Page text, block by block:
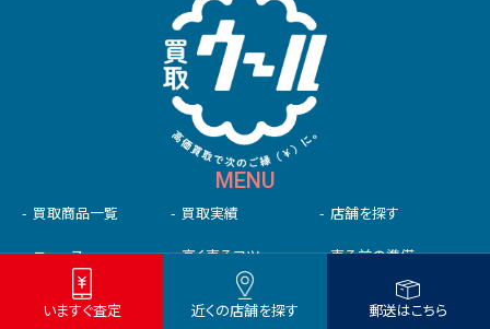
いますぐ査定 近くの店舗を探す 郵送はこちら
MENU
買取商品一覧 買取実績 店舗を探す
ニュース 高く売るコツ 売る前の準備
初めての⽅へ 未成年の⽅へ 法人の方へ